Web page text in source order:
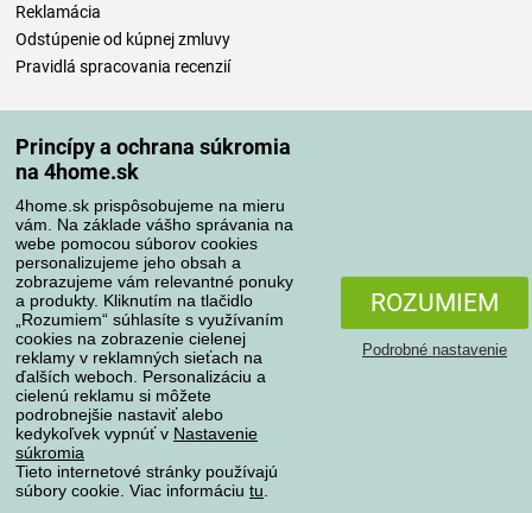
Princípy a ochrana súkromia
na 4home.sk
4home.sk prispôsobujeme na mieru
vám. Na základe vášho správania na
webe pomocou súborov cookies
personalizujeme jeho obsah a
zobrazujeme vám relevantné ponuky
a produkty. Kliknutím na tlačidlo
„Rozumiem“ súhlasíte s využívaním
cookies na zobrazenie cielenej
reklamy v reklamných sieťach na
ďalších weboch. Personalizáciu a
cielenú reklamu si môžete
podrobnejšie nastaviť alebo
kedykoľvek vypnúť v Nastavenie
súkromia
Tieto internetové stránky používajú
súbory cookie. Viac informáciu tu
ROZUMIEM
Podrobné nastavenie
Reklamácia
Odstúpenie od kúpnej zmluvy
Pravidlá spracovania recenzií
Spôsoby platby
Spoľahlivý obchod